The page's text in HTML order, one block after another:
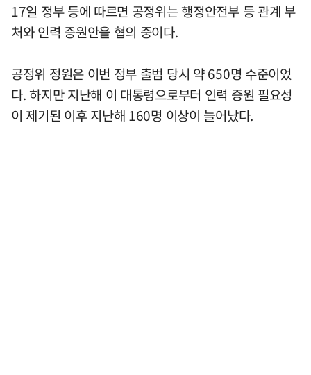
17일 정부 등에 따르면 공정위는 행정안전부 등 관계 부
처와 인력 증원안을 협의 중이다.
공정위 정원은 이번 정부 출범 당시 약 650명 수준이었
다. 하지만 지난해 이 대통령으로부터 인력 증원 필요성
이 제기된 이후 지난해 160명 이상이 늘어났다.